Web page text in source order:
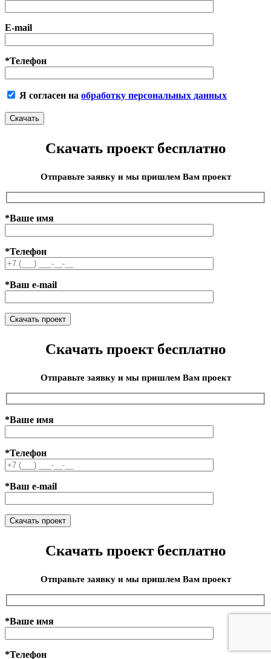
E-mail
*Телефон
Я согласен на обработку персональных данных
Скачать проект бесплатно
Отправьте заявку и мы пришлем Вам проект
*Ваше имя
*Телефон
*Ваш e-mail
Скачать проект бесплатно
Отправьте заявку и мы пришлем Вам проект
*Ваше имя
*Телефон
*Ваш e-mail
Скачать проект бесплатно
Отправьте заявку и мы пришлем Вам проект
*Ваше имя
*Телефон